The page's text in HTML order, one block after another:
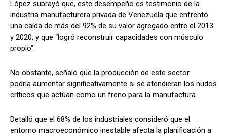
López subrayó que, este desempeño es testimonio de la
industria manufacturera privada de Venezuela que enfrentó
una caída de más del 92% de su valor agregado entre el 2013
y 2020, y que “logró reconstruir capacidades con músculo
propio”.
No obstante, señaló que la producción de este sector
podría aumentar significativamente si se atendieran los nudos
críticos que actúan como un freno para la manufactura.
Detalló que el 68% de los industriales consideró que el
entorno macroeconómico inestable afecta la planificación a